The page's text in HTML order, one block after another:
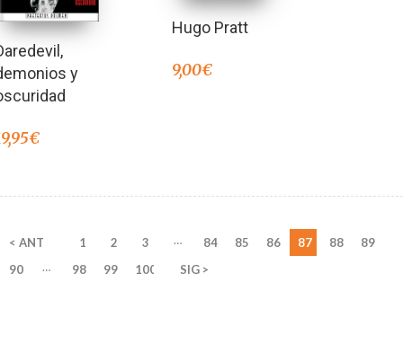
y
€
Hugo Pratt
9,00€
< ANT 1 2 3 … 84 85 86 87 88
89
90
… 98 99 100 SIG >